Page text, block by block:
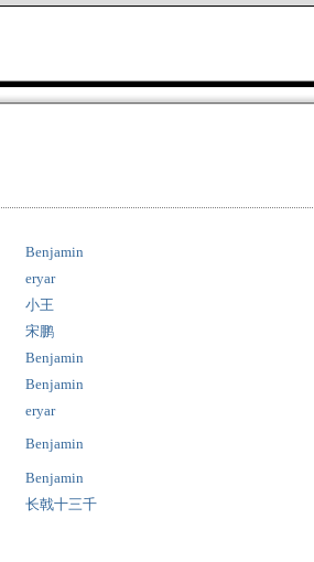
Benjamin
eryar
小王
宋鹏
Benjamin
Benjamin
eryar
Benjamin
Benjamin
长戟十三千